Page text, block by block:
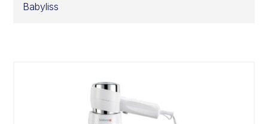
Babyliss